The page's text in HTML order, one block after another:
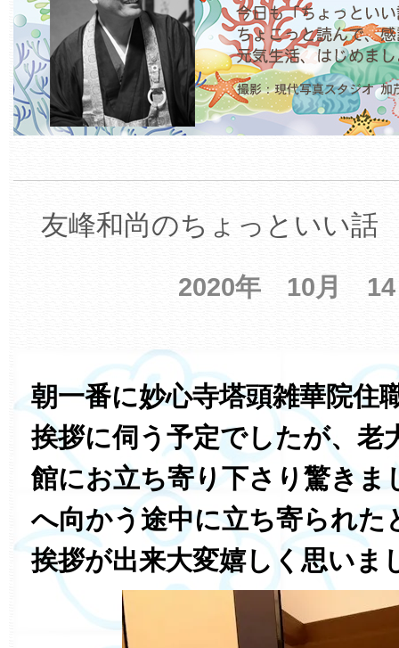
友峰和尚のちょっといい話
2020年 10月
朝一番に妙心寺塔頭雑華院住
挨拶に伺う予定でしたが、老
館にお立ち寄り下さり驚きま
へ向かう途中に立ち寄られた
挨拶が出来大変嬉しく思いま